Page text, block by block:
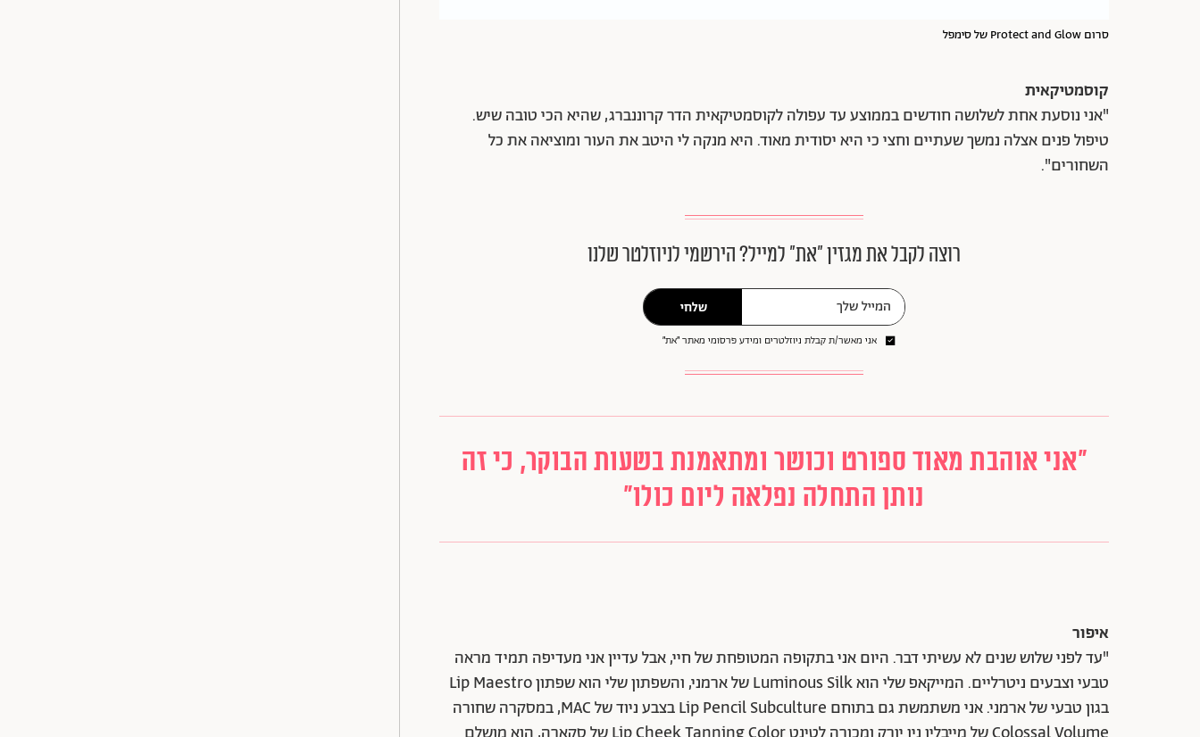
סרום Protect and Glow של סימפל
קוסמטיקאית
"אני נוסעת אחת לשלושה חודשים בממוצע עד עפולה לקוסמטיקאית הדר קרוננברג, שהיא הכי טובה שיש.
טיפול פנים אצלה נמשך שעתיים וחצי כי היא יסודית מאוד. היא מנקה לי היטב את העור ומוציאה את כל
השחורים".
רוצה לקבל את מגזין ״את״ למייל? הירשמי לניוזלטר שלנו
שלחי
אני מאשר/ת קבלת ניוזלטרים ומידע פרסומי מאתר ״את״
"אני אוהבת מאוד ספורט וכושר ומתאמנת בשעות הבוקר, כי זה
נותן התחלה נפלאה ליום כולו"
איפור
"עד לפני שלוש שנים לא עשיתי דבר. היום אני בתקופה המטופחת של חיי, אבל עדיין אני מעדיפה תמיד מראה
טבעי וצבעים ניטרליים. המייקאפ שלי הוא Luminous Silk של ארמני, והשפתון שלי הוא שפתון Lip Maestro
בגון טבעי של ארמני. אני משתמשת גם בתוחם Lip Pencil Subculture בצבע ניוד של MAC, במסקרה שחורה